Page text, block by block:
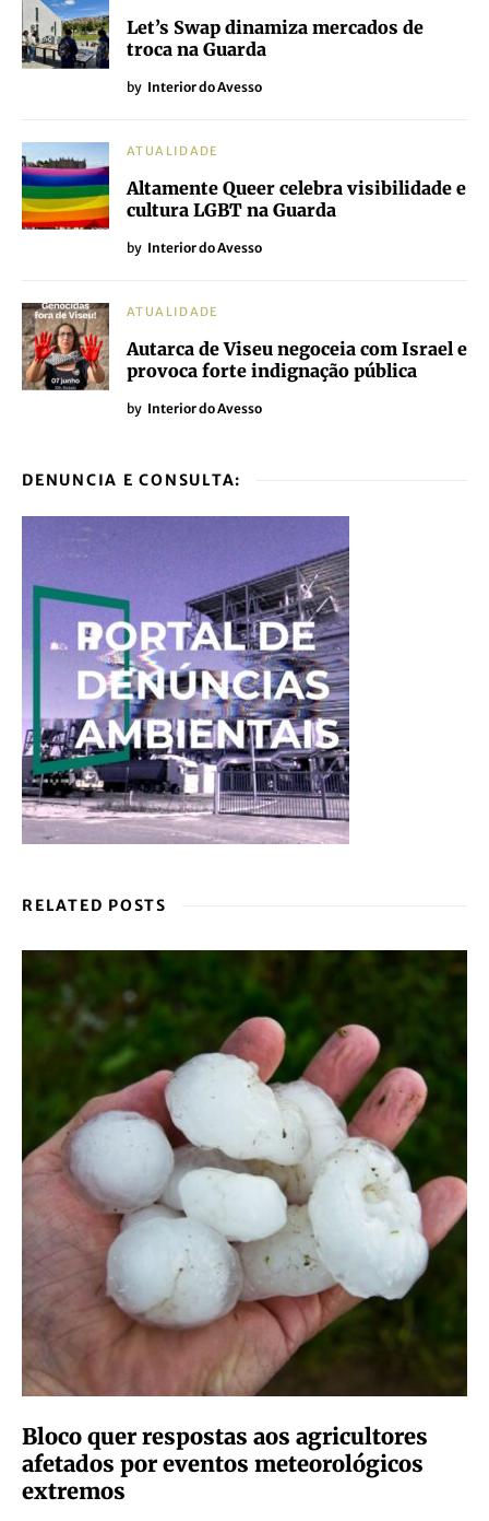
Let’s Swap dinamiza mercados de
troca na Guarda
by Interior do Avesso
ATUALIDADE
Altamente Queer celebra visibilidade e
cultura LGBT na Guarda
by Interior do Avesso
ATUALIDADE
Autarca de Viseu negoceia com Israel e
provoca forte indignação pública
by Interior do Avesso
DENUNCIA E CONSULTA:
RELATED POSTS
Bloco quer respostas aos agricultores
afetados por eventos meteorológicos
extremos